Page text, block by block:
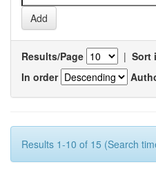
Results/Page | Sort
In order
Results 1-10 of 15 (Search